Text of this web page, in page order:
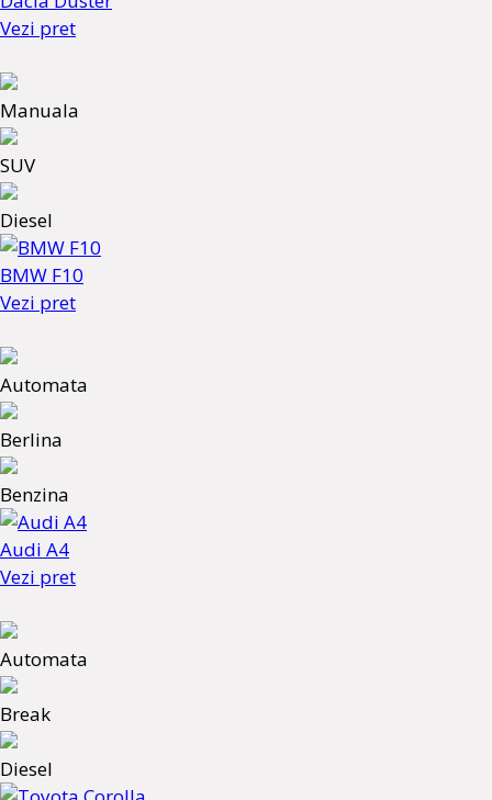
Vezi pret
Manuala
SUV
Diesel
BMW F10
Vezi pret
Automata
Berlina
Benzina
Audi A4
Vezi pret
Automata
Break
Diesel